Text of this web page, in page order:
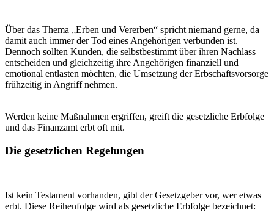
Über das Thema „Erben und Vererben“ spricht niemand gerne, da
damit auch immer der Tod eines Angehörigen verbunden ist.
Dennoch sollten Kunden, die selbstbestimmt über ihren Nachlass
entscheiden und gleichzeitig ihre Angehörigen finanziell und
emotional entlasten möchten, die Umsetzung der Erbschaftsvorsorge
frühzeitig in Angriff nehmen.
Werden keine Maßnahmen ergriffen, greift die gesetzliche Erbfolge
und das Finanzamt erbt oft mit.
Die gesetzlichen Regelungen
Ist kein Testament vorhanden, gibt der Gesetzgeber vor, wer etwas
erbt. Diese Reihenfolge wird als gesetzliche Erbfolge bezeichnet: